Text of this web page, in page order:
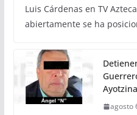
Luis Cárdenas en TV
abiertamente se ha
agosto